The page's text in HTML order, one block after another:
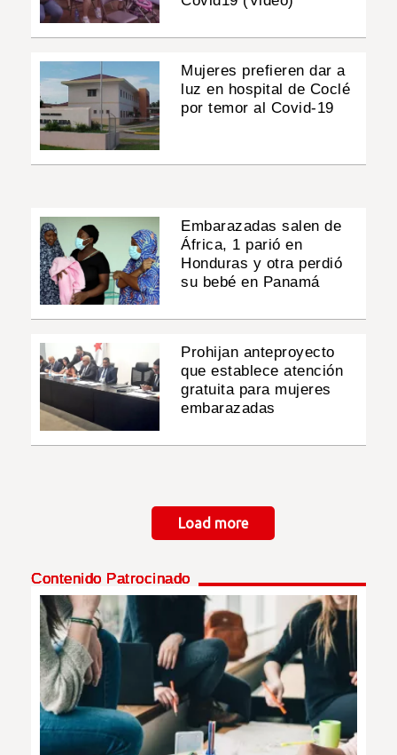
Mujeres prefieren dar a
luz en hospital de Coclé
por temor al Covid-19
Embarazadas salen de
África, 1 parió en
Honduras y otra perdió
su bebé en Panamá
Prohijan anteproyecto
que establece atención
gratuita para mujeres
embarazadas
Load more
Contenido Patrocinado